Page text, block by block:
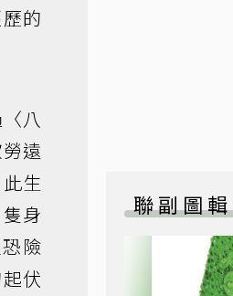
的
八
遠
生
身
險
伏
聯副圖輯